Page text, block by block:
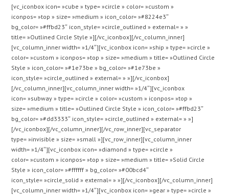
[vc_iconbox icon= »cube » type= »circle » color= »custom »
iconpos= »top » size= »medium » icon_color= »#8224e3″
bg_color= »#ffbd23″ icon_style= »circle_outlined » external= » »
title= »Outlined Circle Style »][/vc_iconbox][/vc_column_inner]
[vc_column_inner width= »1/4″][vc_iconbox icon= »ship » type= »circle »
color= »custom » iconpos= »top » size= »medium » title= »Outlined Circle
Style » icon_color= »#1e73be » bg_color= »#1e73be »
icon_style= »circle_outlined » external= » »][/vc_iconbox]
[/vc_column_inner][vc_column_inner width= »1/4″][vc_iconbox
icon= »subway » type= »circle » color= »custom » iconpos= »top »
size= »medium » title= »Outlined Circle Style » icon_color= »#ffbd23″
bg_color= »#dd3333″ icon_style= »circle_outlined » external= » »]
[/vc_iconbox][/vc_column_inner][/vc_row_inner][vc_separator
type= »invisible » size= »small »][vc_row_inner][vc_column_inner
width= »1/4″][vc_iconbox icon= »diamond » type= »circle »
color= »custom » iconpos= »top » size= »medium » title= »Solid Circle
Style » icon_color= »#ffffff » bg_color= »#00bcd4″
icon_style= »circle_solid » external= » »][/vc_iconbox][/vc_column_inner]
[vc_column_inner width= »1/4″][vc_iconbox icon= »gear » type= »circle »